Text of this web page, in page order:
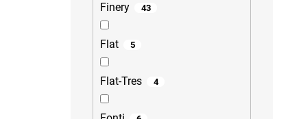
Finery 43
Flat 5
Flat-Tres 4